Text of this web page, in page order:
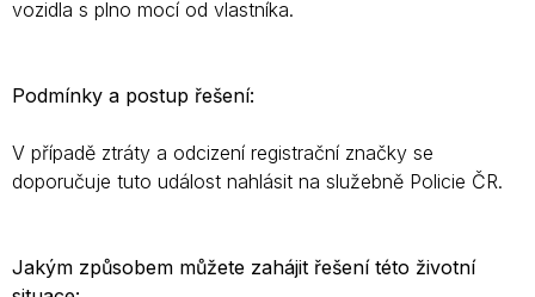
vozidla s plno mocí od vlastníka.
Podmínky a postup řešení:
V případě ztráty a odcizení registrační značky se
doporučuje tuto událost nahlásit na služebně Policie ČR.
Jakým způsobem můžete zahájit řešení této životní